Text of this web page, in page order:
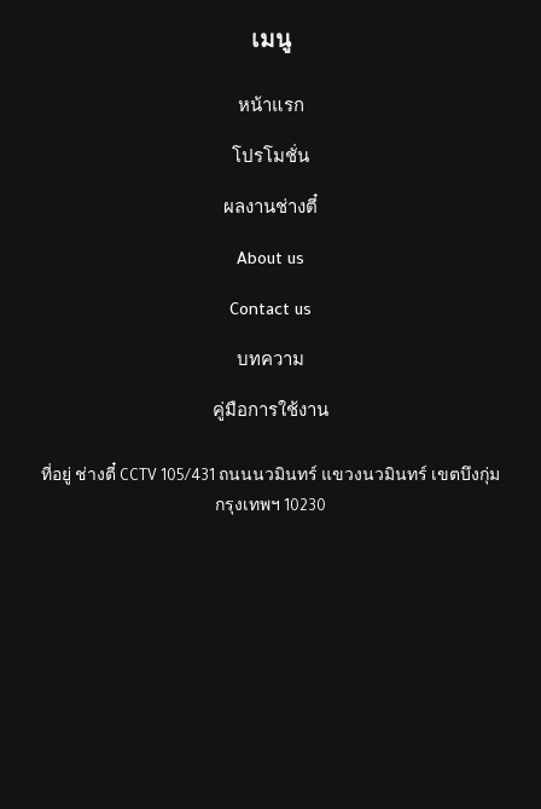
เมนู
หน้าแรก
โปรโมชั่น
ผลงานช่างตี๋
About us
Contact us
บทความ
คู่มือการใช้งาน
ที่อยู่ ช่างตี๋ CCTV 105/431 ถนนนวมินทร์ แขวงนวมินทร์ เขตบึงกุ่ม
กรุงเทพฯ 10230